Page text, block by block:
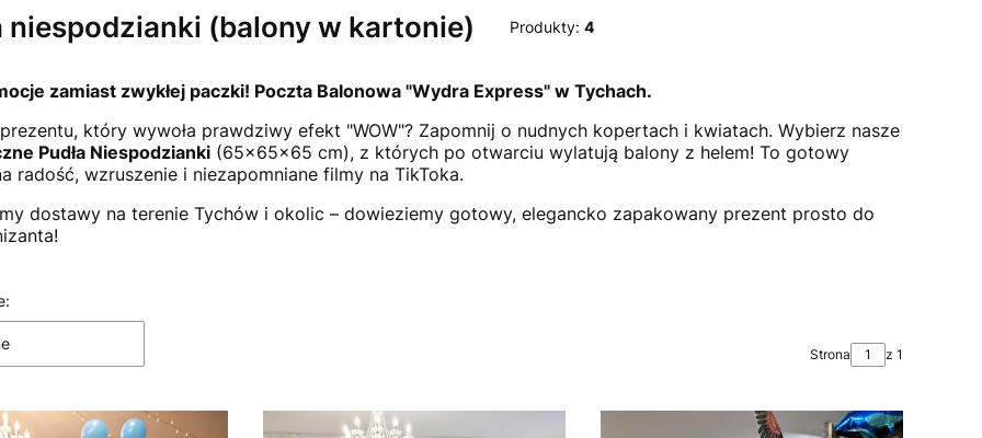
niespodzianki (balony w kartonie) Produkty: 4
zamiast zwykłej paczki! Poczta Balonowa "Wydra Express" w Tychach.
który wywoła prawdziwy efekt "WOW"? Zapomnij o nudnych kopertach i kwiatach. Wybierz nasze
Pudła Niespodzianki (65x65x65 cm), z których po otwarciu wylatują balony z helem! To gotowy
radość, wzruszenie i niezapomniane filmy na TikToka.
dostawy na terenie Tychów i okolic – dowieziemy gotowy, elegancko zapakowany prezent prosto do
Strona z 1